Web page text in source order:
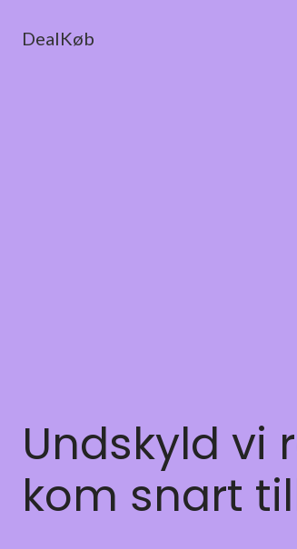
DealKøb
Undskyld vi
kom snart